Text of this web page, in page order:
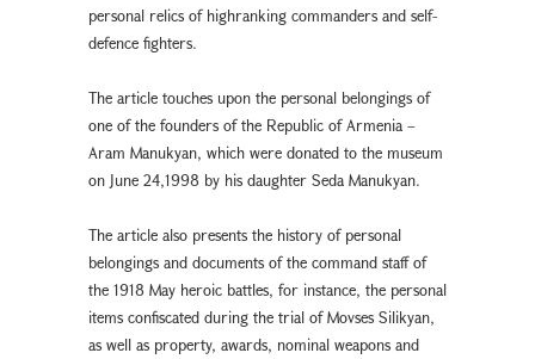
personal relics of highranking commanders and self-
defence fighters.
The article touches upon the personal belongings of
one of the founders of the Republic of Armenia –
Aram Manukyan, which were donated to the museum
on June 24,1998 by his daughter Seda Manukyan.
The article also presents the history of personal
belongings and documents of the command staff of
the 1918 May heroic battles, for instance, the personal
items confiscated during the trial of Movses Silikyan,
as well as property, awards, nominal weapons and